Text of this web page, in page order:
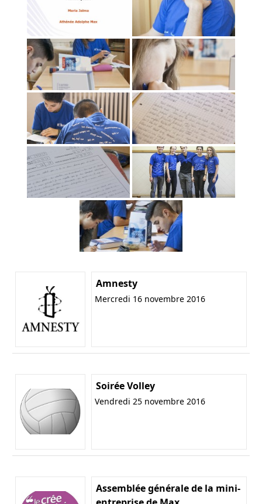
Amnesty
Mercredi 16 novembre 2016
Soirée Volley
Vendredi 25 novembre 2016
Assemblée générale de la mini-